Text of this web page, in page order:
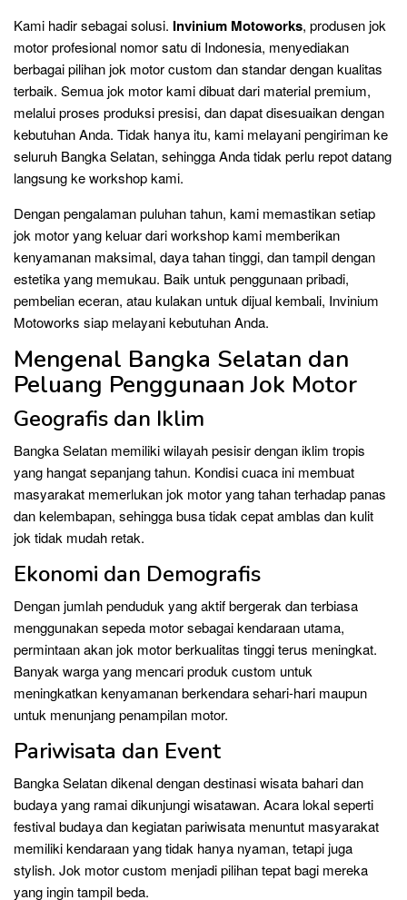
Kami hadir sebagai solusi. Invinium Motoworks, produsen jok
motor profesional nomor satu di Indonesia, menyediakan
berbagai pilihan jok motor custom dan standar dengan kualitas
terbaik. Semua jok motor kami dibuat dari material premium,
melalui proses produksi presisi, dan dapat disesuaikan dengan
kebutuhan Anda. Tidak hanya itu, kami melayani pengiriman ke
seluruh Bangka Selatan, sehingga Anda tidak perlu repot datang
langsung ke workshop kami.
Dengan pengalaman puluhan tahun, kami memastikan setiap
jok motor yang keluar dari workshop kami memberikan
kenyamanan maksimal, daya tahan tinggi, dan tampil dengan
estetika yang memukau. Baik untuk penggunaan pribadi,
pembelian eceran, atau kulakan untuk dijual kembali, Invinium
Motoworks siap melayani kebutuhan Anda.
Mengenal Bangka Selatan dan
Peluang Penggunaan Jok Motor
Geografis dan Iklim
Bangka Selatan memiliki wilayah pesisir dengan iklim tropis
yang hangat sepanjang tahun. Kondisi cuaca ini membuat
masyarakat memerlukan jok motor yang tahan terhadap panas
dan kelembapan, sehingga busa tidak cepat amblas dan kulit
jok tidak mudah retak.
Ekonomi dan Demografis
Dengan jumlah penduduk yang aktif bergerak dan terbiasa
menggunakan sepeda motor sebagai kendaraan utama,
permintaan akan jok motor berkualitas tinggi terus meningkat.
Banyak warga yang mencari produk custom untuk
meningkatkan kenyamanan berkendara sehari-hari maupun
untuk menunjang penampilan motor.
Pariwisata dan Event
Bangka Selatan dikenal dengan destinasi wisata bahari dan
budaya yang ramai dikunjungi wisatawan. Acara lokal seperti
festival budaya dan kegiatan pariwisata menuntut masyarakat
memiliki kendaraan yang tidak hanya nyaman, tetapi juga
stylish. Jok motor custom menjadi pilihan tepat bagi mereka
yang ingin tampil beda.